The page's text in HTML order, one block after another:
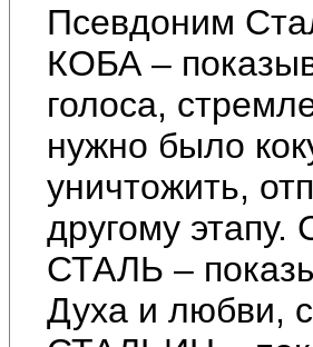
Псевдоним
КОБА –
голоса,
нужно было
уничтожить,
другому этапу.
СТАЛЬ –
Духа и любви,